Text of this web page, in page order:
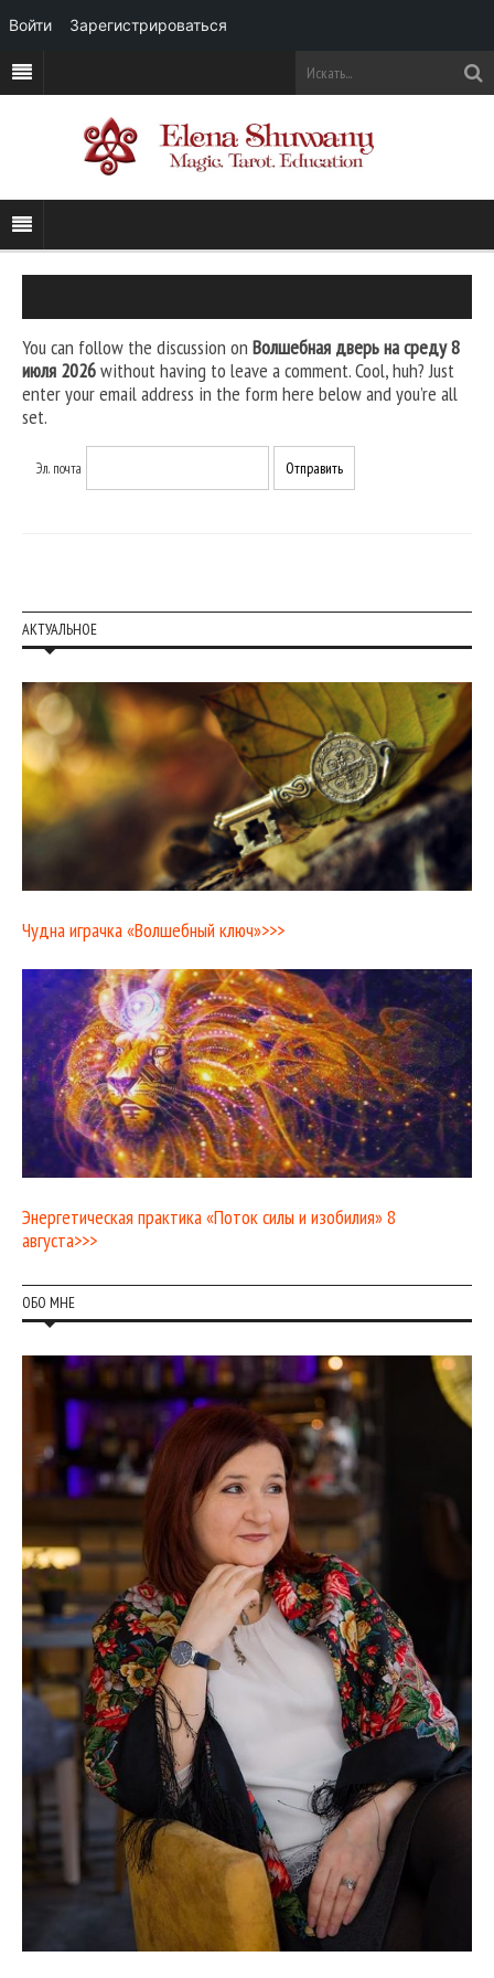
You can follow the discussion on Волшебная дверь на среду 8
июля 2026without having to leave a comment. Cool, huh? Just
enter your email address in the form here below and you’re all
set.
Эл. почта
АКТУАЛЬНОЕ
Чудна играчка «Волшебный ключ»>>>
Энергетическая практика «Поток силы и изобилия» 8
августа>>>
ОБО МНЕ
Войти Зарегистрироваться